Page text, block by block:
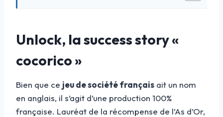
Unlock, la success story «
cocorico »
Bien que ce jeu de société français ait un nom
en anglais, il s’agit d’une production 100%
française. Lauréat de la récompense de l’As d’Or,